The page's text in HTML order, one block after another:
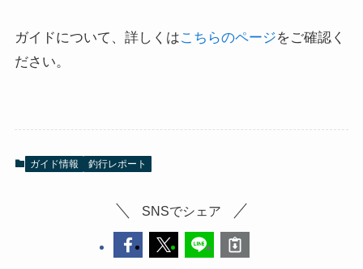
ガイドについて、詳しくはこちらのページをご確認く
ださい。
ガイド情報 釣行レポート
SNSでシェア